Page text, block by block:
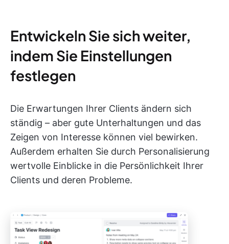
Entwickeln Sie sich weiter,
indem Sie Einstellungen
festlegen
Die Erwartungen Ihrer Clients ändern sich
ständig – aber gute Unterhaltungen und das
Zeigen von Interesse können viel bewirken.
Außerdem erhalten Sie durch Personalisierung
wertvolle Einblicke in die Persönlichkeit Ihrer
Clients und deren Probleme.